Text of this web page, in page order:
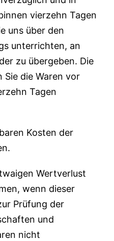
vierzehn Tagen
uns über den
unterrichten, an
zu übergeben. Die
die Waren vor
Tagen
Kosten der
Wertverlust
wenn dieser
Prüfung der
und
nicht